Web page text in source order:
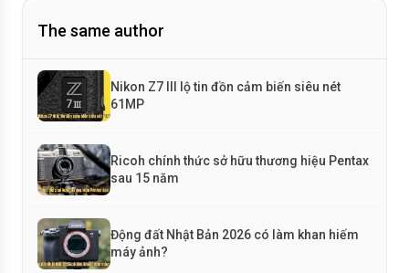
The same author
Nikon Z7 III lộ tin đồn cảm biến siêu nét
61MP
Ricoh chính thức sở hữu thương hiệu Pentax
sau 15 năm
Động đất Nhật Bản 2026 có làm khan hiếm
máy ảnh?